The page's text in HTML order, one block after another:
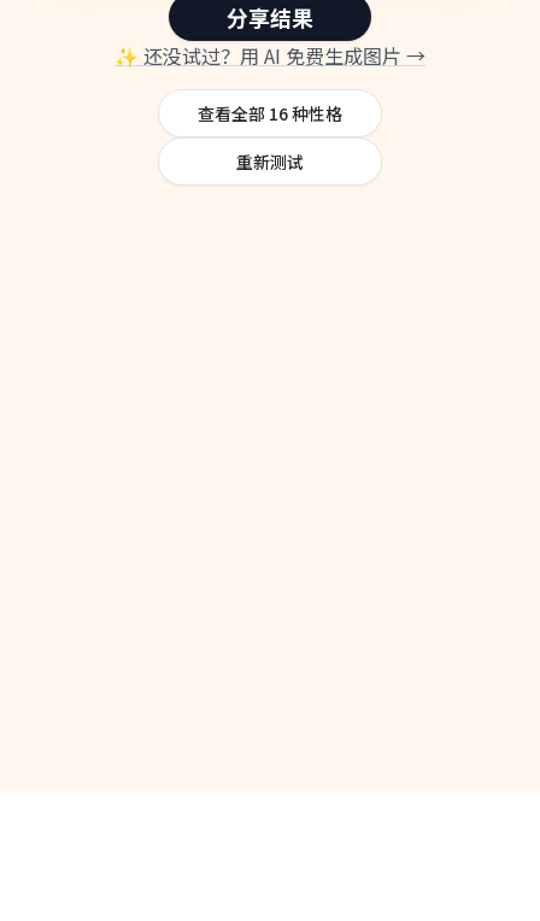
分享结果
✨ 还没试过？用 AI 免费生成图片 →
查看全部 16 种性格
重新测试